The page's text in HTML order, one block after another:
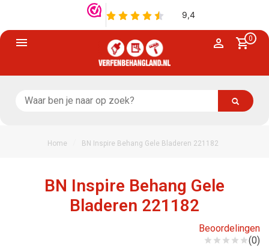
0
Home BN Inspire Behang Gele Bladeren 221182
BN Inspire Behang Gele
Bladeren 221182
Beoordelingen
(0)